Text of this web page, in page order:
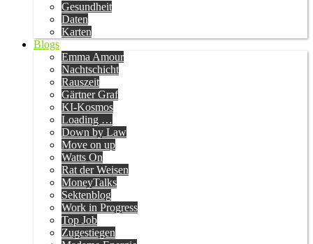
Gesundheit
Daten
Karten
Blogs
Emma Amour
Nachtschicht
Rauszeit
Gärtner Graf
KI-Kosmos
Loading …
Down by Law
Move on up
Watts On
Rat der Weisen
MoneyTalks
Sektenblog
Work in Progress
Top Job
Zugestiegen